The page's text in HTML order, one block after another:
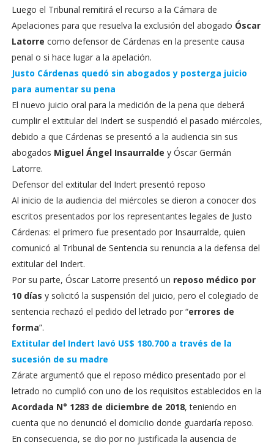
Luego el Tribunal remitirá el recurso a la Cámara de
Apelaciones para que resuelva la exclusión del abogado Óscar
Latorre como defensor de Cárdenas en la presente causa
penal o si hace lugar a la apelación.
Justo Cárdenas quedó sin abogados y posterga juicio
para aumentar su pena
El nuevo juicio oral para la medición de la pena que deberá
cumplir el extitular del Indert se suspendió el pasado miércoles,
debido a que Cárdenas se presentó a la audiencia sin sus
abogados Miguel Ángel Insaurralde y Óscar Germán
Latorre.
Defensor del extitular del Indert presentó reposo
Al inicio de la audiencia del miércoles se dieron a conocer dos
escritos presentados por los representantes legales de Justo
Cárdenas: el primero fue presentado por Insaurralde, quien
comunicó al Tribunal de Sentencia su renuncia a la defensa del
extitular del Indert.
Por su parte, Óscar Latorre presentó un reposo médico por
10 días y solicitó la suspensión del juicio, pero el colegiado de
sentencia rechazó el pedido del letrado por “errores de
forma”.
Extitular del Indert lavó US$ 180.700 a través de la
sucesión de su madre
Zárate argumentó que el reposo médico presentado por el
letrado no cumplió con uno de los requisitos establecidos en la
Acordada N° 1283 de diciembre de 2018, teniendo en
cuenta que no denunció el domicilio donde guardaría reposo.
En consecuencia, se dio por no justificada la ausencia de